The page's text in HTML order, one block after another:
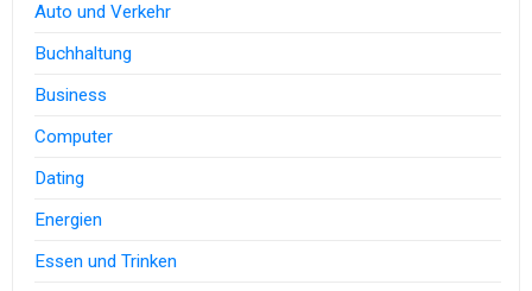
Auto und Verkehr
Buchhaltung
Business
Computer
Dating
Energien
Essen und Trinken